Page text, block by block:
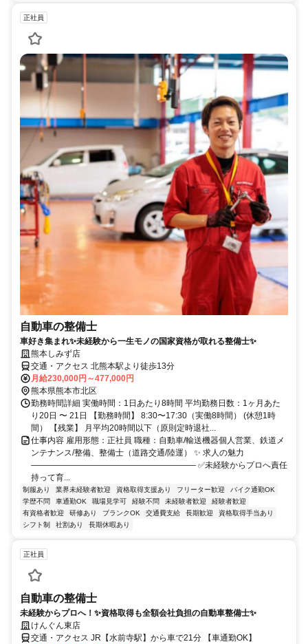
正社員
自動車の整備士
車好き集まれ✨未経験から一生モノの国家資格が取れる整備士✨
熊本しみず店
交通・アクセス 北熊本駅より徒歩13分
月給230,000円～477,000円
熊本県熊本市北区
勤務時間詳細 実働時間：1日あたり8時間 平均勤務日数：1ヶ月あた
り20日 〜 21日 【勤務時間】 8:30〜17:30（実働8時間） (休憩1時
間） 【残業】 月平均20時間以下（原則定時退社...
仕事内容 雇用形態：正社員 職種：自動車/輸送機器個人営業、鉄道メ
ンテナンス/整備、整備士（道路交通/陸運） ✨ 求人の魅力
―――――――――――――――――――― ✅未経験からプロへ責任
持って育...
制服あり 業界未経験者歓迎 資格取得支援あり フリーター歓迎
バイク通勤OK
学歴不問
車通勤OK 職場見学可 経験不問 未経験者歓迎
経験者歓迎
有資格者歓迎
研修あり ブランクOK 交通費支給 長期歓迎
資格取得手当あり
シフト制
社割あり 長期休暇あり
正社員
自動車の整備士
未経験からプロへ！✨資格取得も全額会社負担の自動車整備士✨
けんぐん東店
交通・アクセス JR【水前寺駅】から車で21分 【車通勤OK】